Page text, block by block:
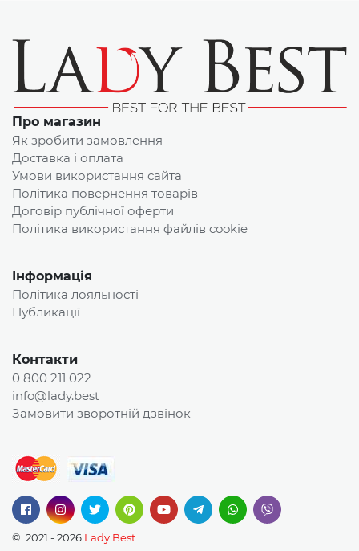
Про магазин
Як зробити замовлення
Доставка і оплата
Умови використання сайта
Політика повернення товарів
Договір публічної оферти
Політика використання файлів cookie
Інформація
Політика лояльності
Публикації
Контакти
0 800 211 022
info@lady.best
Замовити зворотній дзвінок
© 2021 - 2026 Lady Best